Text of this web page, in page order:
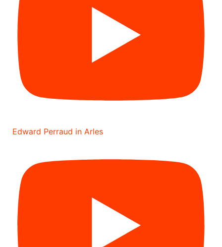
Edward Perraud in Arles